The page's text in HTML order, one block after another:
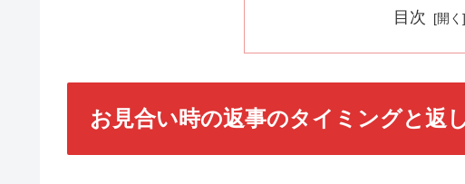
目次
お見合い時の返事のタイミングと返